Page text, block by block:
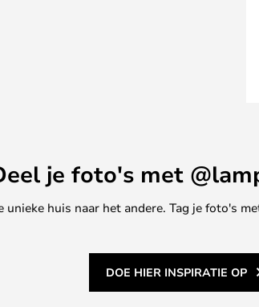
je foto's met
huis naar het andere. Tag je foto's
DOE HIER INSPIRATIE OP